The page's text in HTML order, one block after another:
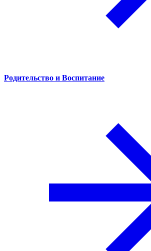
Родительство и Воспитание